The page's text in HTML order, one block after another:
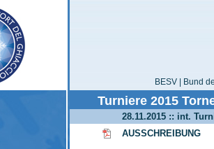
BESV | Bund
Turniere 2015
28.11.2015 :: int.
AUSSCHREIBUNG